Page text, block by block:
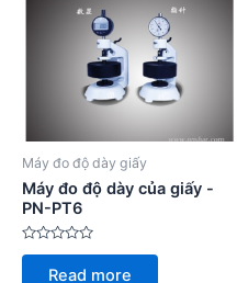
Máy đo độ dày giấy
Máy đo độ dày của giấy -
PN-PT6
Rated
Read more